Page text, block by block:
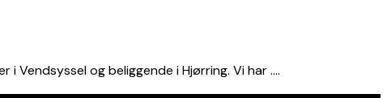
og beliggende i Hjørring. Vi har ….